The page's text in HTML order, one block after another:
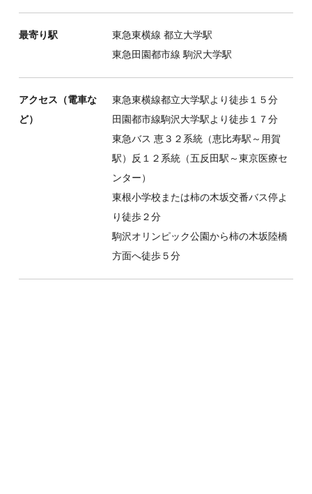
最寄り駅
東急東横線 都立大学駅
東急田園都市線 駒沢大学駅
アクセス（電車な
ど）
東急東横線都立大学駅より徒歩１５分
田園都市線駒沢大学駅より徒歩１７分
東急バス 恵３２系統（恵比寿駅～用賀
駅）反１２系統（五反田駅～東京医療セ
ンター）
東根小学校または柿の木坂交番バス停よ
り徒歩２分
駒沢オリンピック公園から柿の木坂陸橋
方面へ徒歩５分